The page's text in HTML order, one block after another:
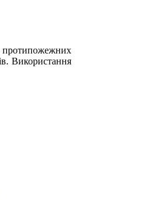
протипожежних
Використання